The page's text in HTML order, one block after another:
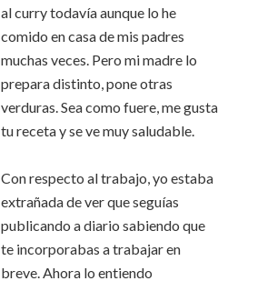
al curry todavía aunque lo he
comido en casa de mis padres
muchas veces. Pero mi madre lo
prepara distinto, pone otras
verduras. Sea como fuere, me gusta
tu receta y se ve muy saludable.
Con respecto al trabajo, yo estaba
extrañada de ver que seguías
publicando a diario sabiendo que
te incorporabas a trabajar en
breve. Ahora lo entiendo